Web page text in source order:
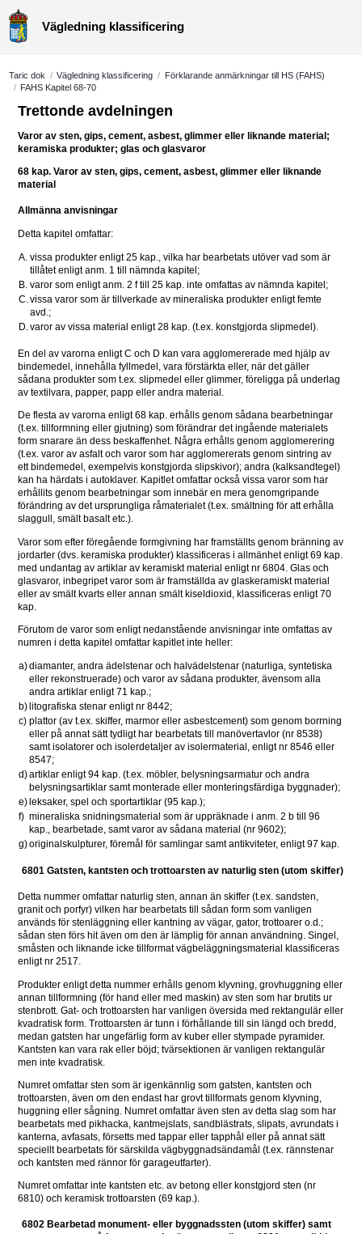
Vägledning klassificering
Taric dok / Vägledning klassificering / Förklarande anmärkningar till HS (FAHS)
/ FAHS Kapitel 68-70
Trettonde avdelningen
Varor av sten, gips, cement, asbest, glimmer eller liknande material;
keramiska produkter; glas och glasvaror
68 kap. Varor av sten, gips, cement, asbest, glimmer eller liknande
material
Allmänna anvisningar
Detta kapitel omfattar:
A. vissa produkter enligt 25 kap., vilka har bearbetats utöver vad som är
tillåtet enligt anm. 1 till nämnda kapitel;
B. varor som enligt anm. 2 f till 25 kap. inte omfattas av nämnda kapitel;
C.vissa varor som är tillverkade av mineraliska produkter enligt femte
avd.;
D.varor av vissa material enligt 28 kap. (t.ex. konstgjorda slipmedel).
En del av varorna enligt C och D kan vara agglomererade med hjälp av
bindemedel, innehålla fyllmedel, vara förstärkta eller, när det gäller
sådana produkter som t.ex. slipmedel eller glimmer, föreligga på underlag
av textilvara, papper, papp eller andra material.
De flesta av varorna enligt 68 kap. erhålls genom sådana bearbetningar
(t.ex. tillformning eller gjutning) som förändrar det ingående materialets
form snarare än dess beskaffenhet. Några erhålls genom agglomerering
(t.ex. varor av asfalt och varor som har agglomererats genom sintring av
ett bindemedel, exempelvis konstgjorda slipskivor); andra (kalksandtegel)
kan ha härdats i autoklaver. Kapitlet omfattar också vissa varor som har
erhållits genom bearbetningar som innebär en mera genomgripande
förändring av det ursprungliga råmaterialet (t.ex. smältning för att erhålla
slaggull, smält basalt etc.).
Varor som efter föregående formgivning har framställts genom bränning av
jordarter (dvs. keramiska produkter) klassificeras i allmänhet enligt 69 kap.
med undantag av artiklar av keramiskt material enligt nr 6804. Glas och
glasvaror, inbegripet varor som är framställda av glaskeramiskt material
eller av smält kvarts eller annan smält kiseldioxid, klassificeras enligt 70
kap.
Förutom de varor som enligt nedanstående anvisningar inte omfattas av
numren i detta kapitel omfattar kapitlet inte heller:
a)diamanter, andra ädelstenar och halvädelstenar (naturliga, syntetiska
eller rekonstruerade) och varor av sådana produkter, ävensom alla
andra artiklar enligt 71 kap.;
b) litografiska stenar enligt nr 8442;
c) plattor (av t.ex. skiffer, marmor eller asbestcement) som genom borrning
eller på annat sätt tydligt har bearbetats till manövertavlor (nr 8538)
samt isolatorer och isolerdetaljer av isolermaterial, enligt nr 8546 eller
8547;
d)artiklar enligt 94 kap. (t.ex. möbler, belysningsarmatur och andra
belysningsartiklar samt monterade eller monteringsfärdiga byggnader);
e) leksaker, spel och sportartiklar (95 kap.);
f) mineraliska snidningsmaterial som är uppräknade i anm. 2 b till 96
kap., bearbetade, samt varor av sådana material (nr 9602);
g)originalskulpturer, föremål för samlingar samt antikviteter, enligt 97 kap.
6801 Gatsten, kantsten och trottoarsten av naturlig sten (utom skiffer)
Detta nummer omfattar naturlig sten, annan än skiffer (t.ex. sandsten,
granit och porfyr) vilken har bearbetats till sådan form som vanligen
används för stenläggning eller kantning av vägar, gator, trottoarer o.d.;
sådan sten förs hit även om den är lämplig för annan användning. Singel,
småsten och liknande icke tillformat vägbeläggningsmaterial klassificeras
enligt nr 2517.
Produkter enligt detta nummer erhålls genom klyvning, grovhuggning eller
annan tillformning (för hand eller med maskin) av sten som har brutits ur
stenbrott. Gat- och trottoarsten har vanligen översida med rektangulär eller
kvadratisk form. Trottoarsten är tunn i förhållande till sin längd och bredd,
medan gatsten har ungefärlig form av kuber eller stympade pyramider.
Kantsten kan vara rak eller böjd; tvärsektionen är vanligen rektangulär
men inte kvadratisk.
Numret omfattar sten som är igenkännlig som gatsten, kantsten och
trottoarsten, även om den endast har grovt tillformats genom klyvning,
huggning eller sågning. Numret omfattar även sten av detta slag som har
bearbetats med pikhacka, kantmejslats, sandblästrats, slipats, avrundats i
kanterna, avfasats, försetts med tappar eller tapphål eller på annat sätt
speciellt bearbetats för särskilda vägbyggnadsändamål (t.ex. rännstenar
och kantsten med rännor för garageutfarter).
Numret omfattar inte kantsten etc. av betong eller konstgjord sten (nr
6810) och keramisk trottoarsten (69 kap.).
6802 Bearbetad monument- eller byggnadssten (utom skiffer) samt